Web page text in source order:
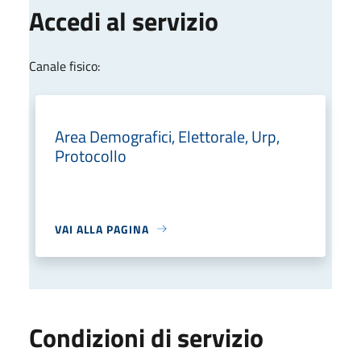
Accedi al servizio
Canale fisico:
Area Demografici, Elettorale, Urp,
Protocollo
VAI ALLA PAGINA
Condizioni di servizio